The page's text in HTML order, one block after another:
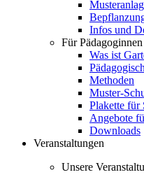
Infos und
Für
Was ist
Methoden
Muster-
Plakette für
Angebote
Downloads
Veranstaltungen
Unsere